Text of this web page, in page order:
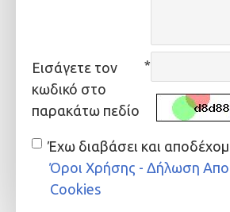
Εισάγετε τον
κωδικό στο
παρακάτω πεδίο
Έχω διαβάσει και
Όροι Χρήσης - Δήλωση
Cookies